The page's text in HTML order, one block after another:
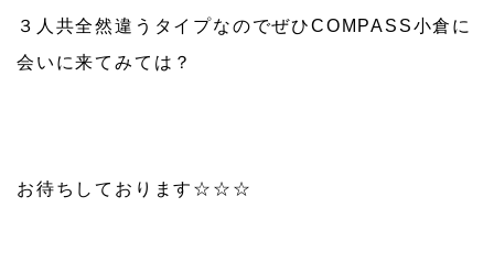
３人共全然違うタイプなのでぜひCOMPASS小倉に
会いに来てみては？
お待ちしております☆☆☆